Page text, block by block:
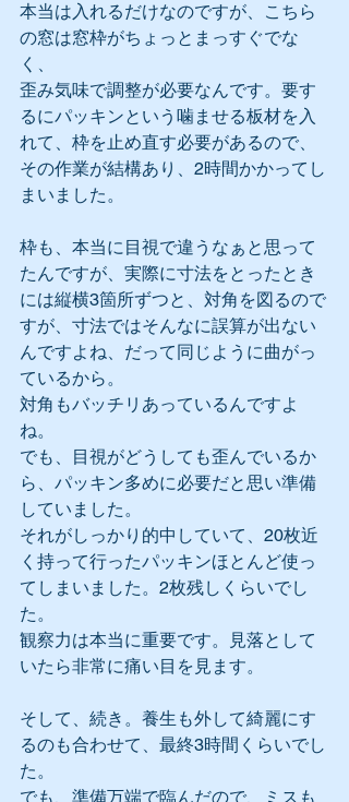
本当は入れるだけなのですが、こちら
の窓は窓枠がちょっとまっすぐでな
く、
歪み気味で調整が必要なんです。要す
るにパッキンという噛ませる板材を入
れて、枠を止め直す必要があるので、
その作業が結構あり、2時間かかってし
まいました。
枠も、本当に目視で違うなぁと思って
たんですが、実際に寸法をとったとき
には縦横3箇所ずつと、対角を図るので
すが、寸法ではそんなに誤算が出ない
んですよね、だって同じように曲がっ
ているから。
対角もバッチリあっているんですよ
ね。
でも、目視がどうしても歪んでいるか
ら、パッキン多めに必要だと思い準備
していました。
それがしっかり的中していて、20枚近
く持って行ったパッキンほとんど使っ
てしまいました。2枚残しくらいでし
た。
観察力は本当に重要です。見落として
いたら非常に痛い目を見ます。
そして、続き。養生も外して綺麗にす
るのも合わせて、最終3時間くらいでし
た。
でも、準備万端で臨んだので、ミスも